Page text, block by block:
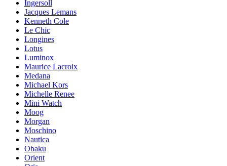
Ingersoll
Jacques Lemans
Kenneth Cole
Le Chic
Longines
Lotus
Luminox
Maurice Lacroix
Medana
Michael Kors
Michelle Renee
Mini Watch
Moog
Morgan
Moschino
Nautica
Obaku
Orient